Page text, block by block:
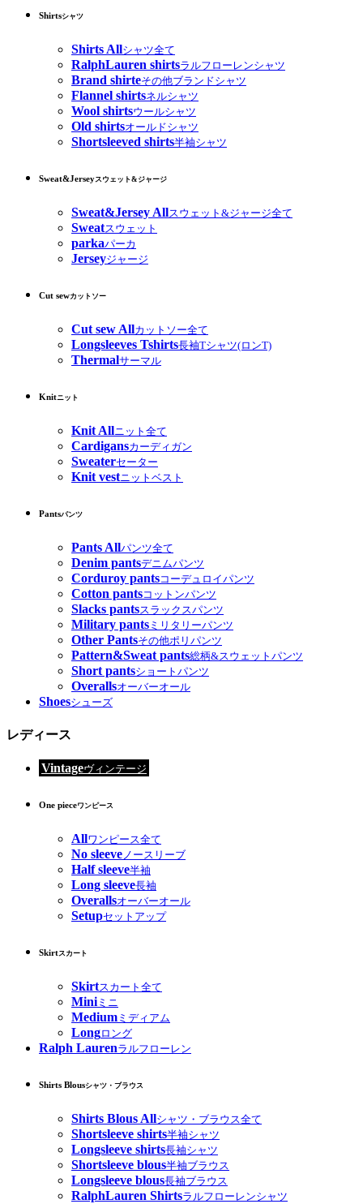
Shirtsシャツ
Shirts Allシャツ全て
RalphLauren shirtsラルフローレンシャツ
Brand shirteその他ブランドシャツ
Flannel shirtsネルシャツ
Wool shirtsウールシャツ
Old shirtsオールドシャツ
Shortsleeved shirts半袖シャツ
Sweat&Jerseyスウェット&ジャージ
Sweat&Jersey Allスウェット&ジャージ全て
Sweatスウェット
parkaパーカ
Jerseyジャージ
Cut sewカットソー
Cut sew Allカットソー全て
Longsleeves Tshirts長袖Tシャツ(ロンT)
Thermalサーマル
Knitニット
Knit Allニット全て
Cardigansカーディガン
Sweaterセーター
Knit vestニットベスト
Pantsパンツ
Pants Allパンツ全て
Denim pantsデニムパンツ
Corduroy pantsコーデュロイパンツ
Cotton pantsコットンパンツ
Slacks pantsスラックスパンツ
Military pants ミリタリーパンツ
Other Pantsその他ポリパンツ
Pattern&Sweat pants総柄&スウェットパンツ
Short pantsショートパンツ
Overallsオーバーオール
Shoesシューズ
レディース
Vintageヴィンテージ
One pieceワンピース
Allワンピース全て
No sleeveノースリーブ
Half sleeve半袖
Long sleeve長袖
Overallsオーバーオール
Setupセットアップ
Skirtスカート
Skirtスカート全て
Miniミニ
Medium ミディアム
Longロング
Ralph Laurenラルフローレン
Shirts Blousシャツ・ブラウス
Shirts Blous Allシャツ・ブラウス全て
Shortsleeve shirts半袖シャツ
Longsleeve shirts長袖シャツ
Shortsleeve blous半袖ブラウス
Longsleeve blous長袖ブラウス
RalphLauren Shirtsラルフローレンシャツ